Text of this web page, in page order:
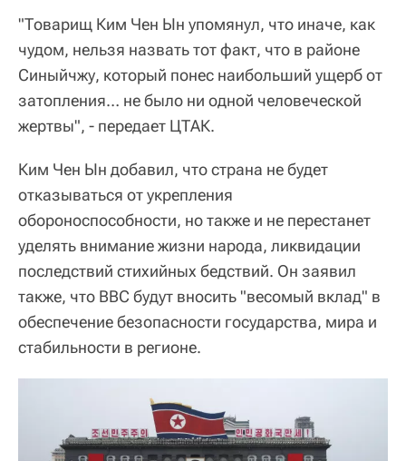
"Товарищ Ким Чен Ын упомянул, что иначе, как
чудом, нельзя назвать тот факт, что в районе
Синыйчжу, который понес наибольший ущерб от
затопления… не было ни одной человеческой
жертвы", - передает ЦТАК.
Ким Чен Ын добавил, что страна не будет
отказываться от укрепления
обороноспособности, но также и не перестанет
уделять внимание жизни народа, ликвидации
последствий стихийных бедствий. Он заявил
также, что ВВС будут вносить "весомый вклад" в
обеспечение безопасности государства, мира и
стабильности в регионе.